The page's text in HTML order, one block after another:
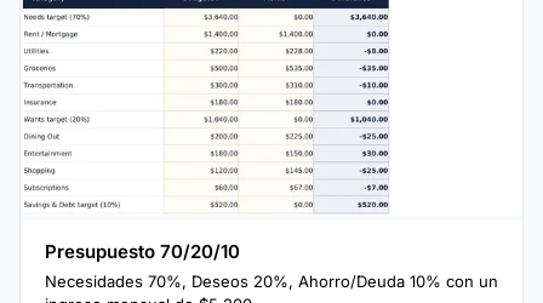
Presupuesto 70/20/10
Necesidades 70%, Deseos 20%, Ahorro/Deuda 10% con un